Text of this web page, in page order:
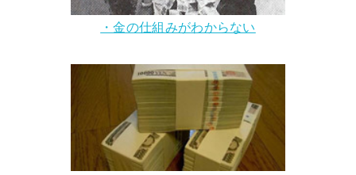
・金の仕組みがわからない